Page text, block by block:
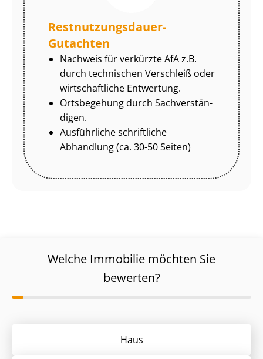
Rest­nut­zungs­dau­er-
Gutachten
Nachweis für verkürzte AfA z.B.
durch technischen Verschleiß oder
wirtschaftliche Entwertung.
Ortsbegehung durch Sach­ver­stän­
di­gen.
Ausführliche schriftliche
Abhandlung (ca. 30-50 Seiten)
Welche Immobilie möchten Sie
bewerten?
Haus